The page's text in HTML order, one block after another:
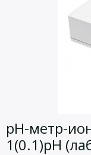
pH-метр-
1(0.1)рН